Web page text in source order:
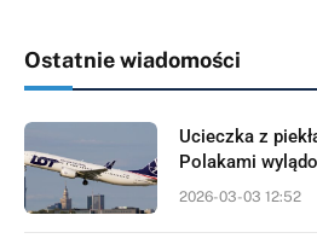
Ostatnie wiadomości
Ucieczka z
Polakami
2026-03-03 12:52